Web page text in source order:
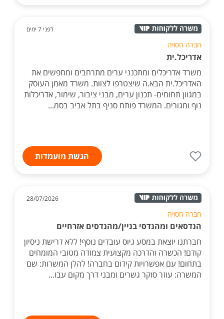
לפני 7 ימים
חברה חסויה
אדריכל.ית
משרד אדריכלים ומתכנני ערים מתרחבים ומחפשים את
האדריכל.ית הבא.ה שיצטרפו לצוות. משרד מאמן העוסק
במגוון תחומים- תכנון ערים, מבני ציבור, שימור, אדריכלות
נוף ומגורים. המשרד פותח סניף בתל אביב בסמ...
הגשת מועמדות
28/07/2026
חברה חסויה
הנדסאים ומהנדסי בניין/מהנדסים אזרחיים
חברתנו יוצאת במסע גיוס עובדים נוסף! ללא דרישת ניסיון
קודם! הכשרה והדרכה מקצועית צמודה מטובי המומחים
בתחום! עם אפשרויות קידום בחברה! להלן המשרות: שם
המשרה: עוזר סוקר גשרים ומבני דרך מקום עבו...